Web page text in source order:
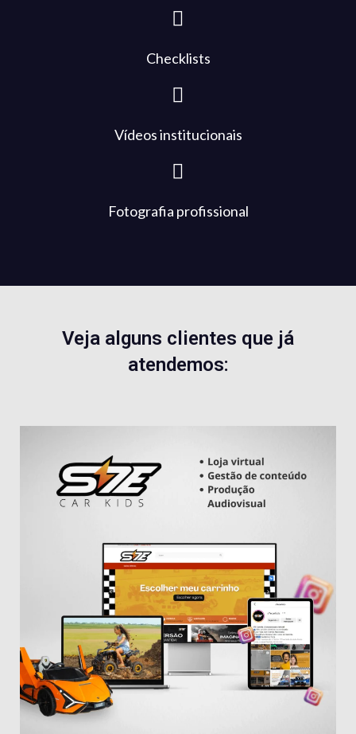
Checklists
Vídeos institucionais
Fotografia profissional
Veja alguns clientes que já
atendemos: